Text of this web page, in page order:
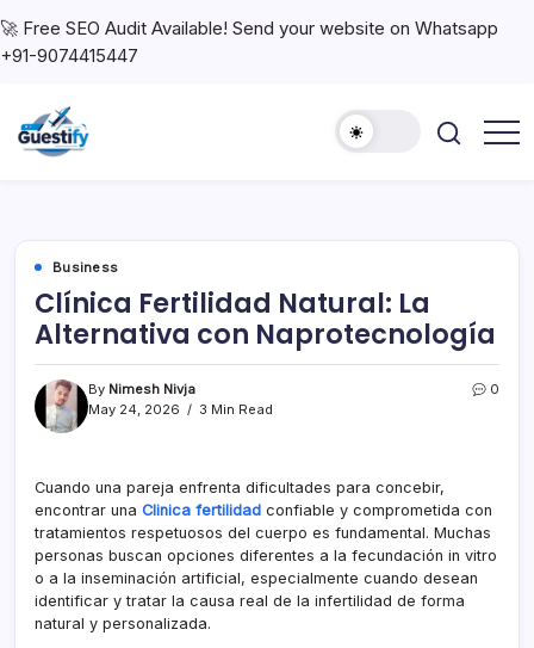
🚀 Free SEO Audit Available! Send your website on Whatsapp
+91-9074415447
Business
Clínica Fertilidad Natural: La
Alternativa con Naprotecnología
By Nimesh Nivja
May 24, 2026
3 Min Read
0
Cuando una pareja enfrenta dificultades para concebir,
encontrar una Clinica fertilidad confiable y comprometida con
tratamientos respetuosos del cuerpo es fundamental. Muchas
personas buscan opciones diferentes a la fecundación in vitro
o a la inseminación artificial, especialmente cuando desean
identificar y tratar la causa real de la infertilidad de forma
natural y personalizada.